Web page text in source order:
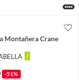
Montañera Crane
-51%